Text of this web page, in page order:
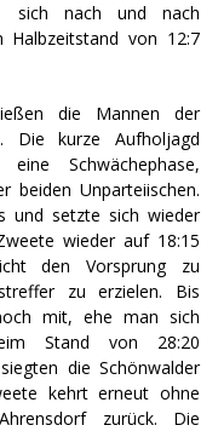
sich nach und nach
von 12:7
die Mannen der
Die kurze Aufholjagd
Schwächephase,
beiden Unparteiischen.
und setzte sich wieder
wieder auf 18:15
den Vorsprung zu
zu erzielen. Bis
mit, ehe man sich
Stand von 28:20
die Schönwalder
kehrt erneut ohne
zurück. Die